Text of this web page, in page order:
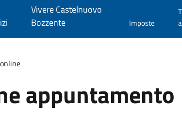
Vivere Castelnuovo
Bozzente
Imposte
appuntamento